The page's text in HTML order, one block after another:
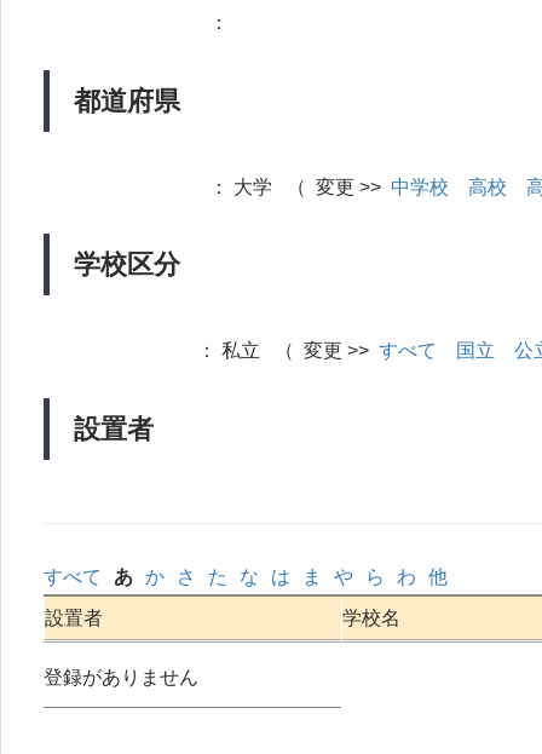
都道府県
：
学校区分
： 大学 （ 変更 >> 中学校 高校
設置者
： 私立 （ 変更 >> すべて 国立 公
すべて あ か さ た な は ま や ら わ
他
設置者
学校名
登録がありません